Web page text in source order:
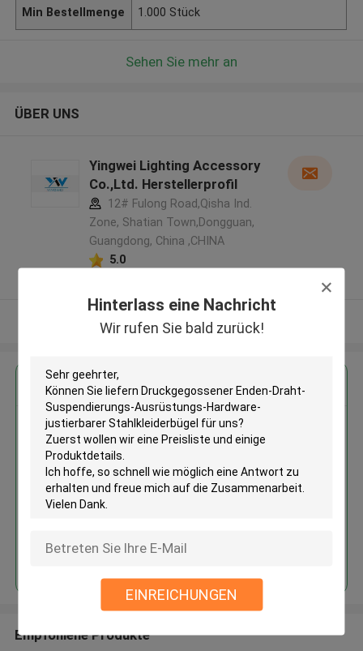
Hinterlass eine Nachricht
Wir rufen Sie bald zurück!
EINREICHUNGEN
Min Bestellmenge 1.000 Stück
Sehen Sie mehr an
ÜBER UNS
Yingwei Lighting Accessory
Co.,Ltd. Herstellerprofil
12# Fulong Road,Qisha Ind.
Zone, Shatian Town,Dongguan,
Guangdong, China ,CHINA
5.0
Sehen Sie mehr an
Erhalten Sie den besten Preis für
Druckgegossener Enden-Draht-
Suspendierungs-Ausrüstungs-
Hardware-justierbarer
Stahlkleiderbügel
Fortsetzen
Empfohlene Produkte